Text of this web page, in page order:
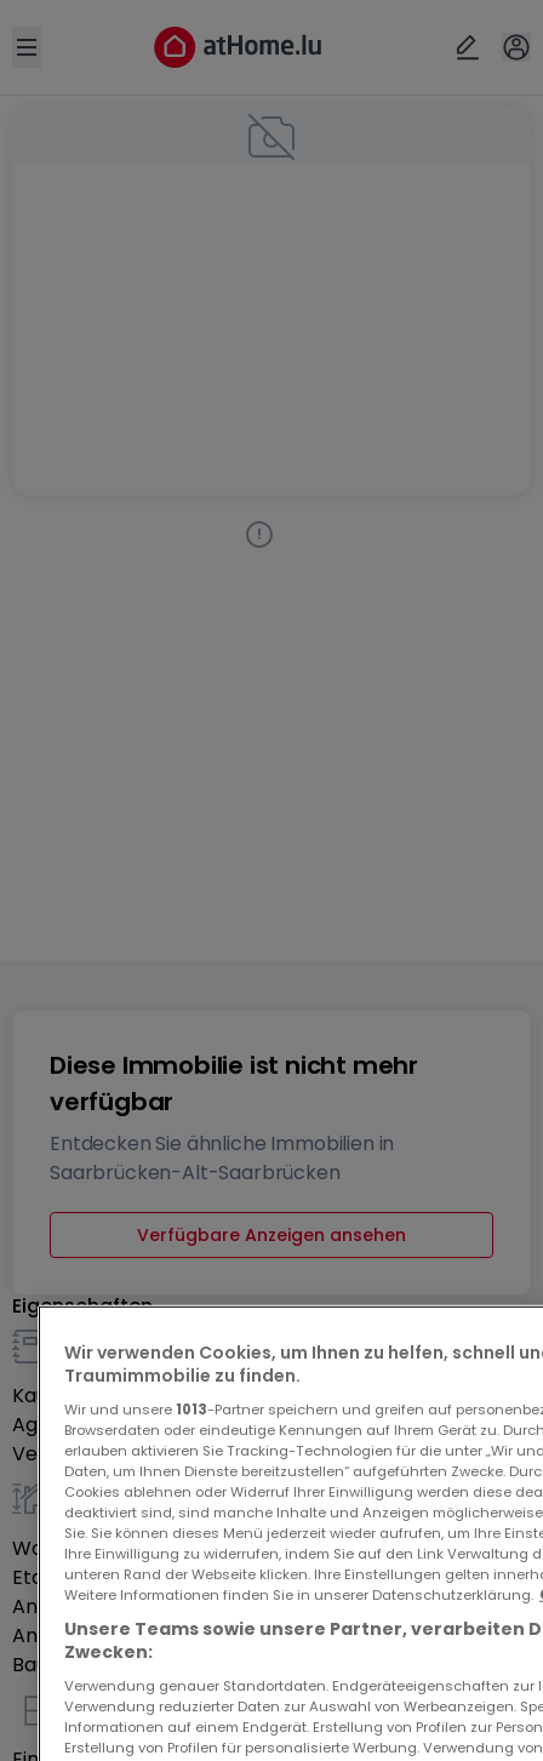
Open sidebar
Diese Immobilie ist nicht mehr
verfügbar
Entdecken Sie ähnliche Immobilien in
Saarbrücken-Alt-Saarbrücken
Verfügbare Anzeigen ansehen
Eigenschaften
Details zum Verkauf
Kaufpreis
Agenturprovision3,57 €
VerfügbarkeitNoch zu bestätigen
allgemein
Wohnfläche65,2m²
Etage des Objektes0
Anzahl der Zimmer3
Anzahl Schlafzimmer2
Baujahr laut Energieausweis
Innenausstattung
Wir verwenden Cookies, um Ihnen zu helfen, schnell
Traumimmobilie zu finden.
Wir und unsere 1013-Partner speichern und greifen auf
Browserdaten oder eindeutige Kennungen auf Ihrem Gerät zu.
erlauben aktivieren Sie Tracking-Technologien für die unter „Wir
Daten, um Ihnen Dienste bereitzustellen“ aufgeführten Zwecke.
Cookies ablehnen oder Widerruf Ihrer Einwilligung werden diese
deaktiviert sind, sind manche Inhalte und Anzeigen
Sie. Sie können dieses Menü jederzeit wieder aufrufen, um Ihre
Ihre Einwilligung zu widerrufen, indem Sie auf den Link Verwaltung
unteren Rand der Webseite klicken. Ihre Einstellungen gelten
Weitere Informationen finden Sie in unserer Datenschutzerklärung.
Unsere Teams sowie unsere Partner, verarbeiten
Zwecken:
Verwendung genauer Standortdaten. Endgeräteeigenschaften zur
Verwendung reduzierter Daten zur Auswahl von Werbeanzeigen.
Informationen auf einem Endgerät. Erstellung von Profilen zur
Erstellung von Profilen für personalisierte Werbung. Verwendung